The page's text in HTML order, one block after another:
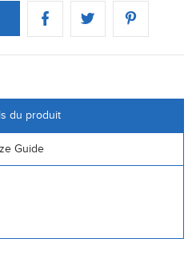
du produit
Guide